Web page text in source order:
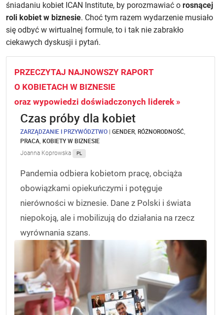
śniadaniu kobiet ICAN Institute, by porozmawiać o rosnącej
roli kobiet w biznesie. Choć tym razem wydarzenie musiało
się odbyć w wirtualnej formule, to i tak nie zabrakło
ciekawych dyskusji i pytań.
PRZECZYTAJ NAJNOWSZY RAPORT
O KOBIETACH W BIZNESIE
oraz wypowiedzi doświadczonych liderek »
Czas próby dla kobiet
ZARZĄDZANIE I PRZYWÓDZTWO | GENDER RÓŻNORODNOŚĆ
PRACA KOBIETY W BIZNESIE
Joanna Koprowska PL
Pandemia odbiera kobietom pracę, obciąża
obowiązkami opiekuńczymi i potęguje
nierówności w biznesie. Dane z Polski i świata
niepokoją, ale i mobilizują do działania na rzecz
wyrównania szans.